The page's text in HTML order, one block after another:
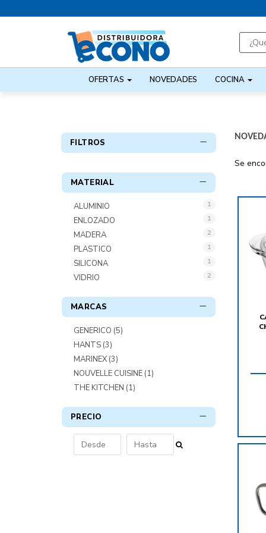
OFERTAS NOVEDADES COCINA
FILTROS
MATERIAL
ALUMINIO 1
ENLOZADO 1
MADERA 2
PLASTICO 1
SILICONA 1
VIDRIO 2
MARCAS
GENERICO (5)
HANTS (3)
MARINEX (3)
NOUVELLE CUISINE (1)
THE KITCHEN (1)
PRECIO
Se